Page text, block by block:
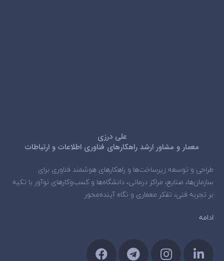
علی درزی
معمار و مشاور ارشد راهکارهای فناوری اطلاعات و ارتباطات
طراحی و توسعه زیرساخت‌ها و راهکارهای هوشمند فناوری برای
سازمان‌ها، صنایع، مراکز درمانی، دانشگاه‌ها و کسب‌وکارهای نوآور با تکیه
بر تجربه فنی، تفکر معماری و نگاه آینده‌محور
ادامه